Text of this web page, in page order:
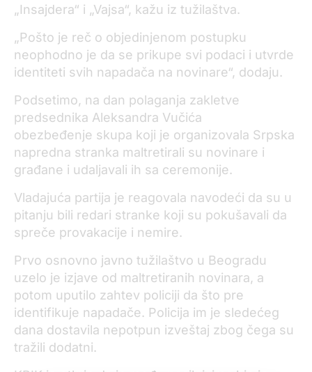
„Insajdera“ i „Vajsa“, kažu iz tužilaštva.
„Pošto je reč o objedinjenom postupku
neophodno je da se prikupe svi podaci i utvrde
identiteti svih napadača na novinare“, dodaju.
Podsetimo, na dan polaganja zakletve
predsednika Aleksandra Vučića
obezbeđenje skupa koji je organizovala Srpska
napredna stranka maltretirali su novinare i
građane i udaljavali ih sa ceremonije.
Vladajuća partija je reagovala navodeći da su u
pitanju bili redari stranke koji su pokušavali da
spreče provakacije i nemire.
Prvo osnovno javno tužilaštvo u Beogradu
uzelo je izjave od maltretiranih novinara, a
potom uputilo zahtev policiji da što pre
identifikuje napadače. Policija im je sledećeg
dana dostavila nepotpun izveštaj zbog čega su
tražili dodatni.